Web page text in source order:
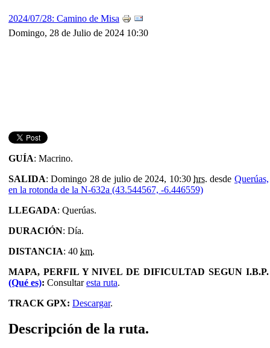
2024/07/28: Camino de Misa
Domingo, 28 de Julio de 2024 10:30
GUÍA: Macrino.
SALIDA: Domingo 28 de julio de 2024, 10:30hrs. desde Querúas,
en la rotonda de la N-632a (43.544567, -6.446559)
LLEGADA: Querúas.
DURACIÓN: Día.
DISTANCIA: 40 km.
MAPA, PERFIL Y NIVEL DE DIFICULTAD SEGUN I.B.P.
(Qué es): Consultaresta ruta.
TRACK GPX: Descargar.
Descripción de la ruta.